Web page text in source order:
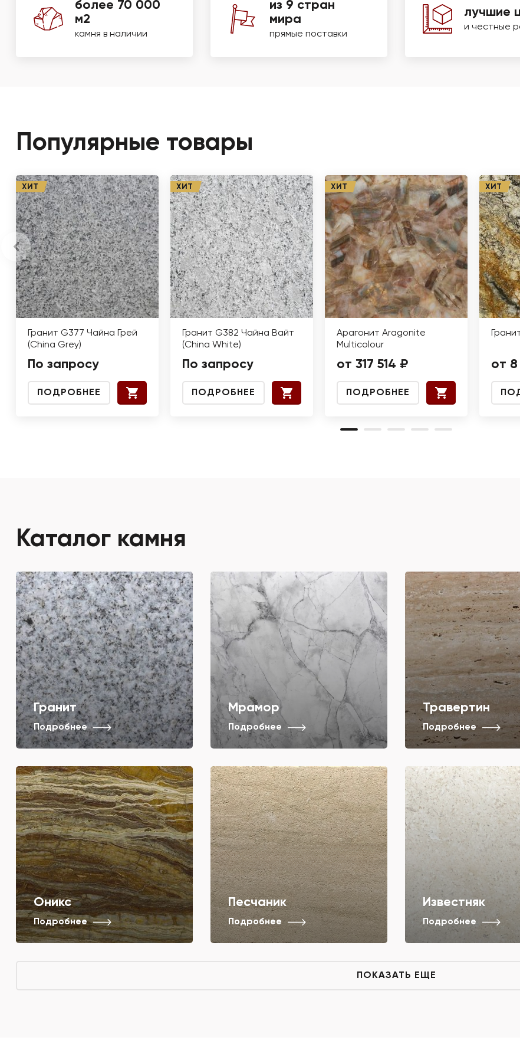
более 70 000
м2
камня в наличии
из 9 стран
мира
прямые поставки
лучшие
и честные
Популярные товары
ХИТ
Гранит G377 Чайна Грей
(China Grey)
По запросу
ПОДРОБНЕЕ
ХИТ
Гранит G382 Чайна Вайт
(China White)
По запросу
ПОДРОБНЕЕ
ХИТ
Арагонит Aragonite
Multicolour
от 317 514 ₽
ПОДРОБНЕЕ
ХИТ
от
Каталог камня
Гранит
Подробнее
Мрамор
Подробнее
Травертин
Подробнее
Оникс
Подробнее
Песчаник
Подробнее
Известняк
Подробнее
ПОКАЗАТЬ ЕЩЕ